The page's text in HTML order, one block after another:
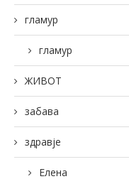
гламур
гламур
ЖИВОТ
забава
здравје
Елена